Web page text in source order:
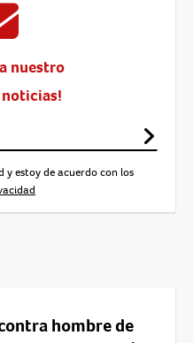
nuestro
y estoy de acuerdo con los
hombre de